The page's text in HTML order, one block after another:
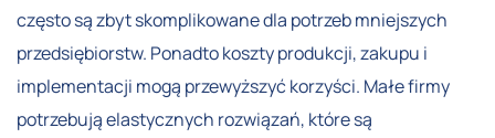
często są zbyt skomplikowane dla potrzeb mniejszych
przedsiębiorstw. Ponadto koszty produkcji, zakupu i
implementacji mogą przewyższyć korzyści. Małe firmy
potrzebują elastycznych rozwiązań, które są